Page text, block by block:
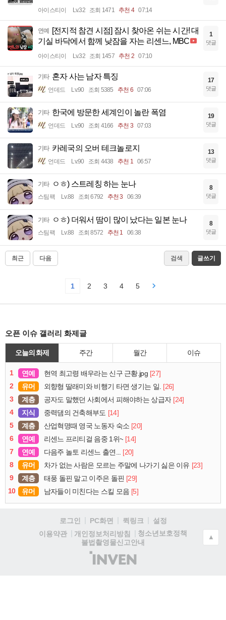
아이스티이 Lv.32 조회 1471 추천 4 07:14
연예 [전지적 참견 시점] 잠시 찾아온 쉬는 시간! 대
기실 바닥에서 함께 낮잠을 자는 리센느, MBC
아이스티이 Lv.32 조회 1457 추천 2 07:10
1
댓글
기타 혼자 사는 남자 특징
언데드 Lv.90 조회 5385 추천 6 07:06
17
댓글
기타 한국에 방문한 세계인이 놀란 폭염
언데드 Lv.90 조회 4166 추천 3 07:03
19
댓글
기타 카레국의 오버 테크놀로지
언데드 Lv.90 조회 4438 추천 1 06:57
13
댓글
기타 ㅇㅎ) 스트레칭 하는 눈나
스팀팩 Lv.88 조회 6792 추천 3 06:39
8
댓글
기타 ㅇㅎ) 더워서 땀이 많이 났다는 일본 눈나
스팀팩 Lv.88 조회 8572 추천 1 06:38
8
댓글
최근 다음 검색 글쓰기
1 2 3 4 5
오픈 이슈 갤러리 화제글
오늘의 화제 주간 월간 이슈
1 연예 현역 최고령 배우라는 신구 근황.jpg [27]
2
유머 외향형 딸래미와 비행기 타면 생기는 일. [26]
3
계층 공자도 말했던 사회에서 피해야하는 상급자 [24]
4
지식 중력댐의 건축해부도 [14]
5
계층 산업혁명때 영국 노동자 숙소 [20]
6
연예 리센느 프리티걸 음중 1위~ [14]
7
연예 다음주 놀토 리센느 출연...
[20]
8
유머 차가 없는 사람은 모르는 주말에 나가기 싫은 이유 [23]
9
계층 태풍 돌핀 말고 이주은 돌핀 [29]
10
유머 남자들이 미친다는 스킬 모음 [5]
로그인 PC화면 퀵링크
설정
이용약관
개인정보처리방침
청소년보호정책
불법촬영물신고안내
(주)
인
▲